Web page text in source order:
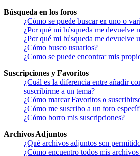
Búsqueda en los foros
¿Cómo se puede buscar en uno o
¿Por qué mi búsqueda me devuelve
¿Por qué mi búsqueda me devuelve
¿Cómo busco usuarios?
¿Como se puede encontrar mis
Suscripciones y Favoritos
¿Cuál es la diferencia entre añadir
suscribirme a un tema?
¿Cómo marcar Favoritos o
¿Cómo me suscribo a un foro
¿Cómo borro mis suscripciones?
Archivos Adjuntos
¿Qué archivos adjuntos son
¿Cómo encuentro todos mis